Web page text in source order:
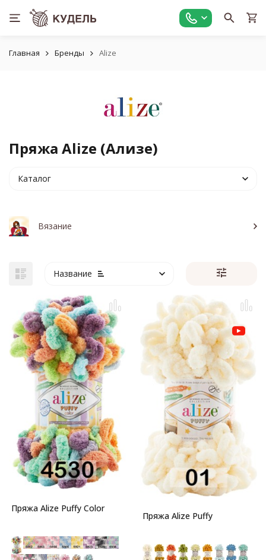
Главная Бренды Alize
Пряжа Alize (Ализе)
Каталог
Вязание
Название
Пряжа Alize Puffy Color
Пряжа Alize Puffy